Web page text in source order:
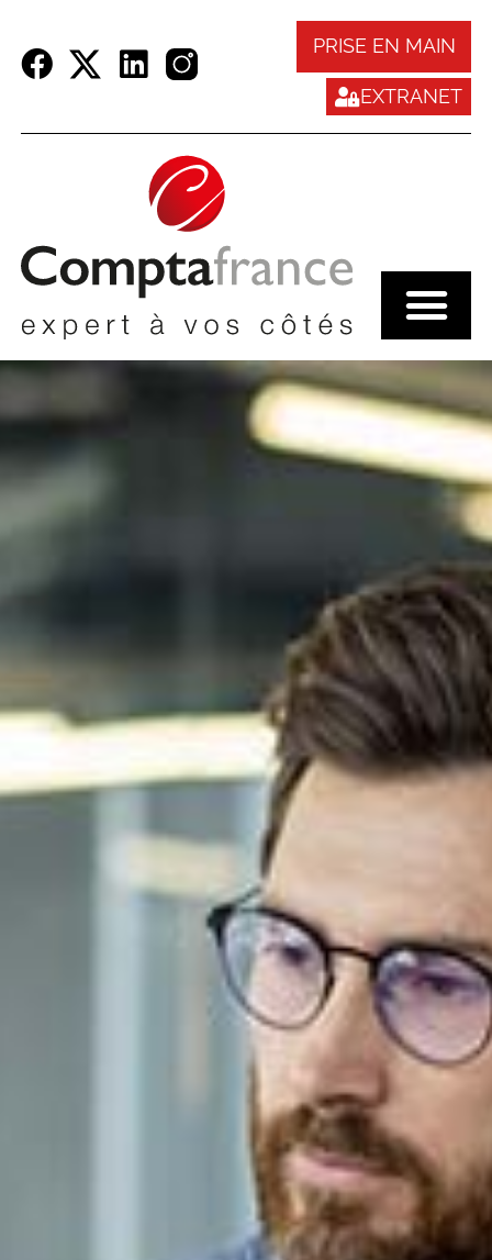
PRISE EN MAIN
EXTRANET